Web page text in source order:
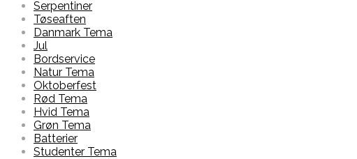
Serpentiner
Tøseaften
Danmark Tema
Jul
Bordservice
Natur Tema
Oktoberfest
Rød Tema
Hvid Tema
Grøn Tema
Batterier
Studenter Tema